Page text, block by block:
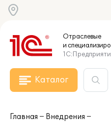
Отраслевые
и
Каталог
Главная
Внедрения